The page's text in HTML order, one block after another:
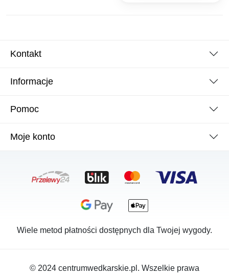
Kontakt
Informacje
Pomoc
Moje konto
Wiele metod płatności dostępnych dla Twojej wygody.
© 2024 centrumwedkarskie.pl. Wszelkie prawa